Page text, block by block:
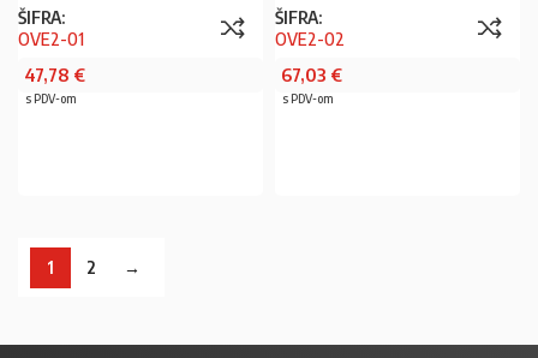
ŠIFRA:
OVE2-01
47,78 €
s PDV-om
ŠIFRA:
OVE2-02
67,03 €
s PDV-om
1 2 →